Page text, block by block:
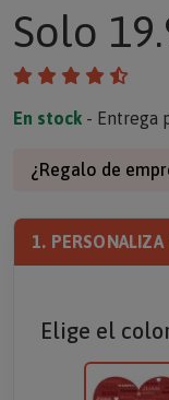
Solo
En stock - Entrega
¿Regalo de
1.
Elige el